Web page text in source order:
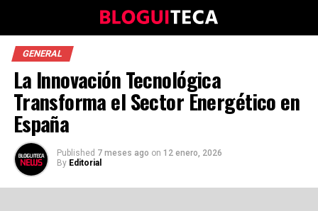
GENERAL
La Innovación Tecnológica
Transforma el Sector Energético en
España
Published 7 meses ago on 12 enero, 2026
By Editorial